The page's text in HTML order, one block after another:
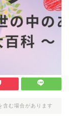
含む場合があります